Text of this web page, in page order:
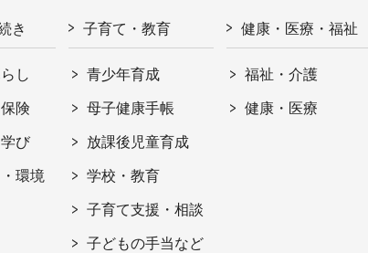
き
し
険
び
環境
子育て・教育
青少年育成
母子健康手帳
放課後児童育成
学校・教育
子育て支援・相談
子どもの手当など
健康・医療・福祉
福祉・介護
健康・医療